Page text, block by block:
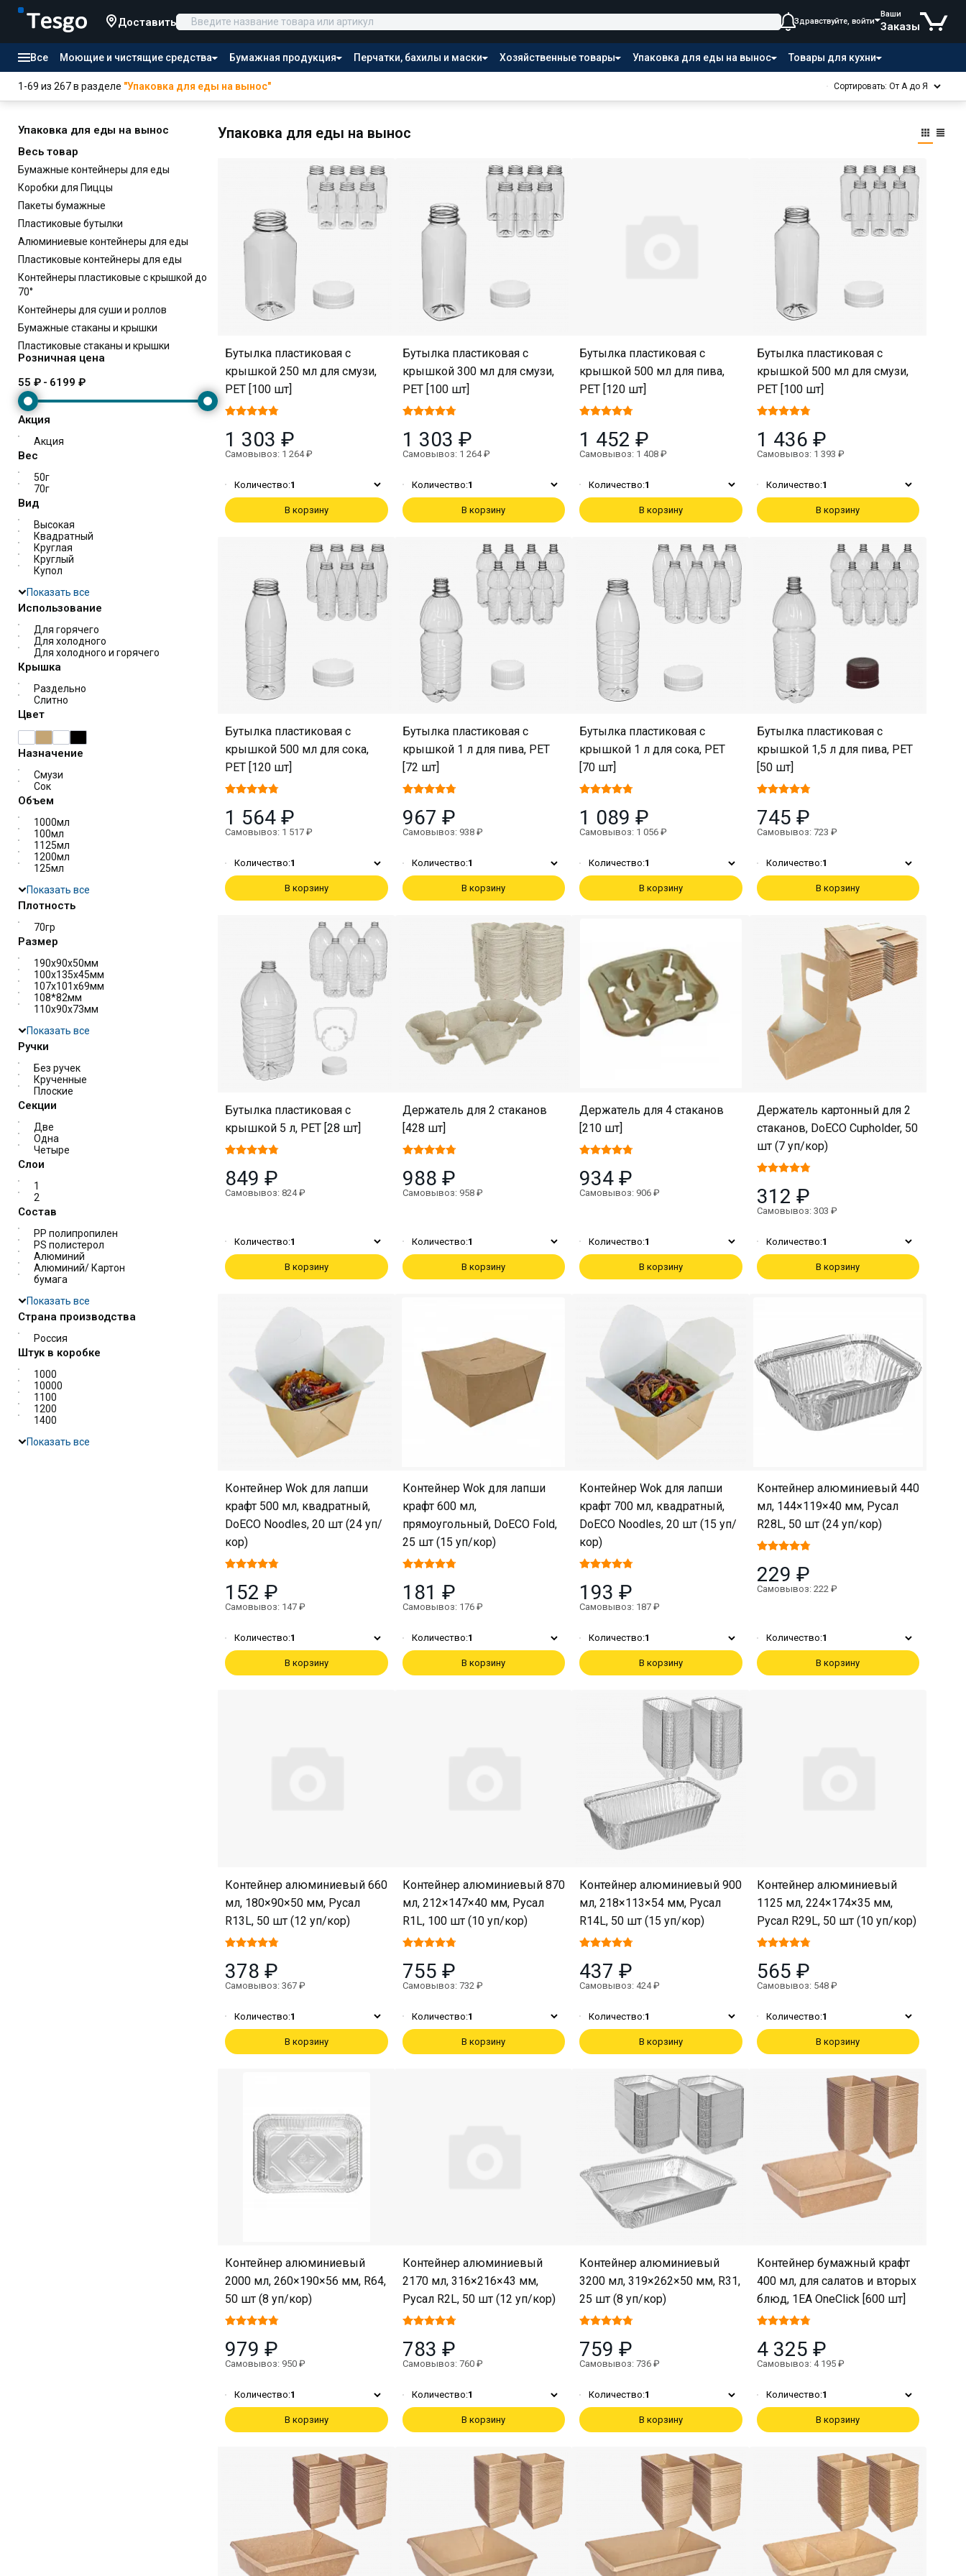
Доставить Здравствуйте, войти
Ваши
Заказы
Все Моющие и чистящие средства Бумажная продукция Перчатки, бахилы и маски Хозяйственные товары Упаковка для еды на вынос Товары для кухни
Товары для отелей Канцтовары Продукты питания
1-69 из 267 в разделе "Упаковка для еды на вынос" Сортировать: От А до Я
Упаковка для еды на вынос
Весь товар
Бумажные контейнеры для еды
Коробки для Пиццы
Пакеты бумажные
Пластиковые бутылки
Алюминиевые контейнеры для еды
Пластиковые контейнеры для еды
Контейнеры пластиковые с крышкой до
70°
Контейнеры для суши и роллов
Бумажные стаканы и крышки
Пластиковые стаканы и крышки
Розничная цена
55 ₽ - 6199 ₽
Акция
Акция
Вес
50г
70г
Вид
Высокая
Квадратный
Круглая
Круглый
Купол
Показать все
Использование
Для горячего
Для холодного
Для холодного и горячего
Крышка
Раздельно
Слитно
Цвет
Назначение
Смузи
Сок
Объем
1000мл
100мл
1125мл
1200мл
125мл
Показать все
Плотность
70гр
Размер
190х90х50мм
100х135х45мм
107х101х69мм
108*82мм
110х90х73мм
Показать все
Ручки
Без ручек
Крученные
Плоские
Секции
Две
Одна
Четыре
Слои
1
2
Состав
PP полипропилен
PS полистерол
Алюминий
Алюминий/ Картон
бумага
Показать все
Страна производства
Россия
Штук в коробке
1000
10000
1100
1200
1400
Показать все
Упаковка для еды на вынос
Бутылка пластиковая с
крышкой 250 мл для смузи,
PET [100 шт]
1 303 ₽
Самовывоз: 1 264 ₽
Количество:1
В корзину
Бутылка пластиковая с
крышкой 300 мл для смузи,
PET [100 шт]
1 303 ₽
Самовывоз: 1 264 ₽
Количество:1
В корзину
Бутылка пластиковая с
крышкой 500 мл для пива,
PET [120 шт]
1 452 ₽
Самовывоз: 1 408 ₽
Количество:1
В корзину
Бутылка пластиковая с
крышкой 500 мл для смузи,
PET [100 шт]
1 436 ₽
Самовывоз: 1 393 ₽
Количество:1
В корзину
Бутылка пластиковая с
крышкой 500 мл для сока,
PET [120 шт]
1 564 ₽
Самовывоз: 1 517 ₽
Количество:1
В корзину
Бутылка пластиковая с
крышкой 1 л для пива, PET
[72 шт]
967 ₽
Самовывоз: 938 ₽
Количество:1
В корзину
Бутылка пластиковая с
крышкой 1 л для сока, PET
[70 шт]
1 089 ₽
Самовывоз: 1 056 ₽
Количество:1
В корзину
Бутылка пластиковая с
крышкой 1,5 л для пива, PET
[50 шт]
745 ₽
Самовывоз: 723 ₽
Количество:1
В корзину
Бутылка пластиковая с
крышкой 5 л, PET [28 шт]
849 ₽
Самовывоз: 824 ₽
Количество:1
В корзину
Держатель для 2 стаканов
[428 шт]
988 ₽
Самовывоз: 958 ₽
Количество:1
В корзину
Держатель для 4 стаканов
[210 шт]
934 ₽
Самовывоз: 906 ₽
Количество:1
В корзину
Держатель картонный для 2
стаканов, DoECO Cupholder, 50
шт (7 уп/кор)
312 ₽
Самовывоз: 303 ₽
Количество:1
В корзину
Контейнер Wok для лапши
крафт 500 мл, квадратный,
DoECO Noodles, 20 шт (24 уп/
кор)
152 ₽
Самовывоз: 147 ₽
Количество:1
В корзину
Контейнер Wok для лапши
крафт 600 мл,
прямоугольный, DoECO Fold,
25 шт (15 уп/кор)
181 ₽
Самовывоз: 176 ₽
Количество:1
В корзину
Контейнер Wok для лапши
крафт 700 мл, квадратный,
DoECO Noodles, 20 шт (15 уп/
кор)
193 ₽
Самовывоз: 187 ₽
Количество:1
В корзину
Контейнер алюминиевый 440
мл, 144×119×40 мм, Русал
R28L, 50 шт (24 уп/кор)
229 ₽
Самовывоз: 222 ₽
Количество:1
В корзину
Контейнер алюминиевый 660
мл, 180×90×50 мм, Русал
R13L, 50 шт (12 уп/кор)
378 ₽
Самовывоз: 367 ₽
Количество:1
В корзину
Контейнер алюминиевый 870
мл, 212×147×40 мм, Русал
R1L, 100 шт (10 уп/кор)
755 ₽
Самовывоз: 732 ₽
Количество:1
В корзину
Контейнер алюминиевый 900
мл, 218×113×54 мм, Русал
R14L, 50 шт (15 уп/кор)
437 ₽
Самовывоз: 424 ₽
Количество:1
В корзину
Контейнер алюминиевый
1125 мл, 224×174×35 мм,
Русал R29L, 50 шт (10 уп/кор)
565 ₽
Самовывоз: 548 ₽
Количество:1
В корзину
Контейнер алюминиевый
2000 мл, 260×190×56 мм, R64,
50 шт (8 уп/кор)
979 ₽
Самовывоз: 950 ₽
Количество:1
В корзину
Контейнер алюминиевый
2170 мл, 316×216×43 мм,
Русал R2L, 50 шт (12 уп/кор)
783 ₽
Самовывоз: 760 ₽
Количество:1
В корзину
Контейнер алюминиевый
3200 мл, 319×262×50 мм, R31,
25 шт (8 уп/кор)
759 ₽
Самовывоз: 736 ₽
Количество:1
В корзину
Контейнер бумажный крафт
400 мл, для салатов и вторых
блюд, 1EA OneClick [600 шт]
4 325 ₽
Самовывоз: 4 195 ₽
Количество:1
В корзину